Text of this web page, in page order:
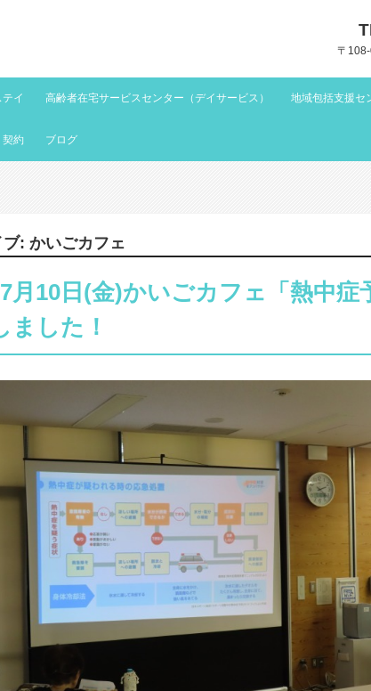
〒
イ 高齢者在宅サービスセンター（デイサービス） 地域包括支援セ
契約 ブログ
ブ: かいごカフェ
月10日(金)かいごカフェ「熱中症
ました！